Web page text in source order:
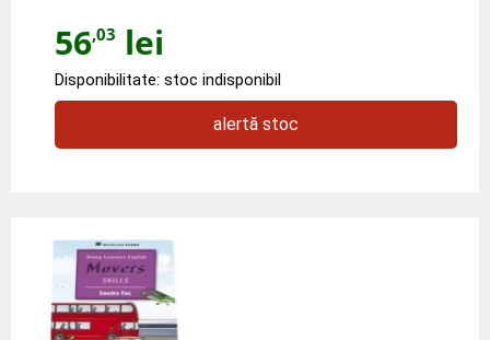
56,03 lei
Disponibilitate: stoc indisponibil
alertă stoc